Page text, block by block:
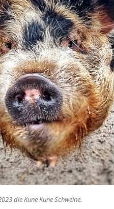
die Kune Kune Schweine.